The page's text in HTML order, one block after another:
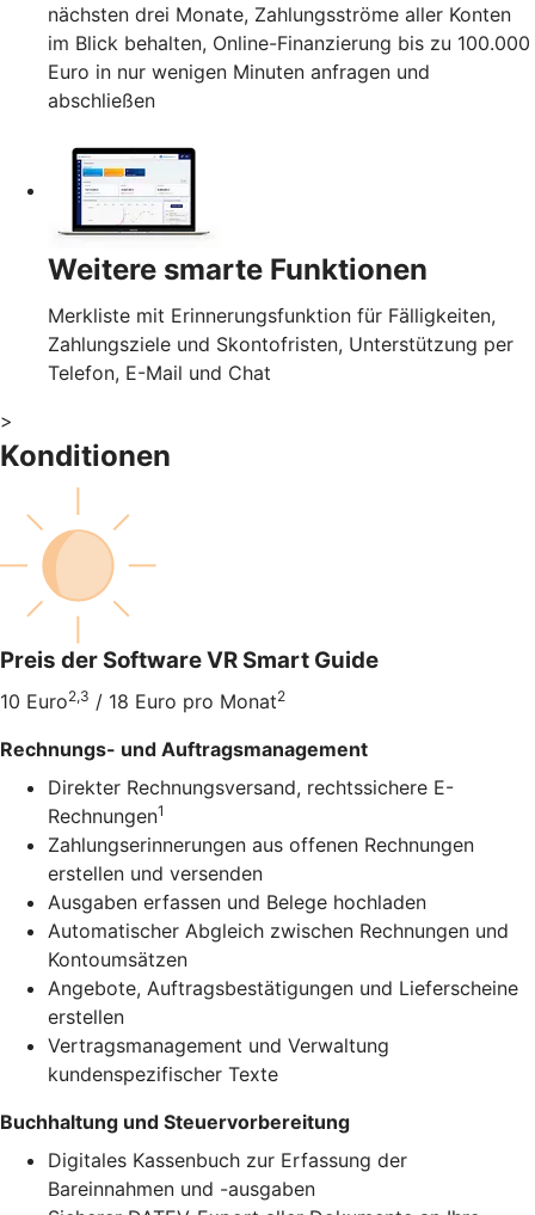
nächsten drei Monate, Zahlungsströme aller Konten
im Blick behalten, Online-Finanzierung bis zu 100.000
Euro in nur wenigen Minuten anfragen und
abschließen
Weitere smarte Funktionen
Merkliste mit Erinnerungsfunktion für Fälligkeiten,
Zahlungsziele und Skontofristen, Unterstützung per
Telefon, E-Mail und Chat
>
Konditionen
Preis der Software VR Smart Guide
10 Euro2,3 / 18 Euro pro Monat2
Rechnungs- und Auftragsmanagement
Direkter Rechnungsversand, rechtssichere E-
Rechnungen1
Zahlungserinnerungen aus offenen Rechnungen
erstellen und versenden
Ausgaben erfassen und Belege hochladen
Automatischer Abgleich zwischen Rechnungen und
Kontoumsätzen
Angebote, Auftragsbestätigungen und Lieferscheine
erstellen
Vertragsmanagement und Verwaltung
kundenspezifischer Texte
Buchhaltung und Steuervorbereitung
Digitales Kassenbuch zur Erfassung der
Bareinnahmen und -ausgaben